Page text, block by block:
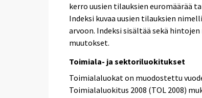
kerro uusien tilauksien euromäärää
Indeksi kuvaa uusien tilauksien
arvoon. Indeksi sisältää sekä
muutokset.
Toimiala- ja sektoriluokitukset
Toimialaluokat on muodostettu
Toimialaluokitus 2008 (TOL 2008)